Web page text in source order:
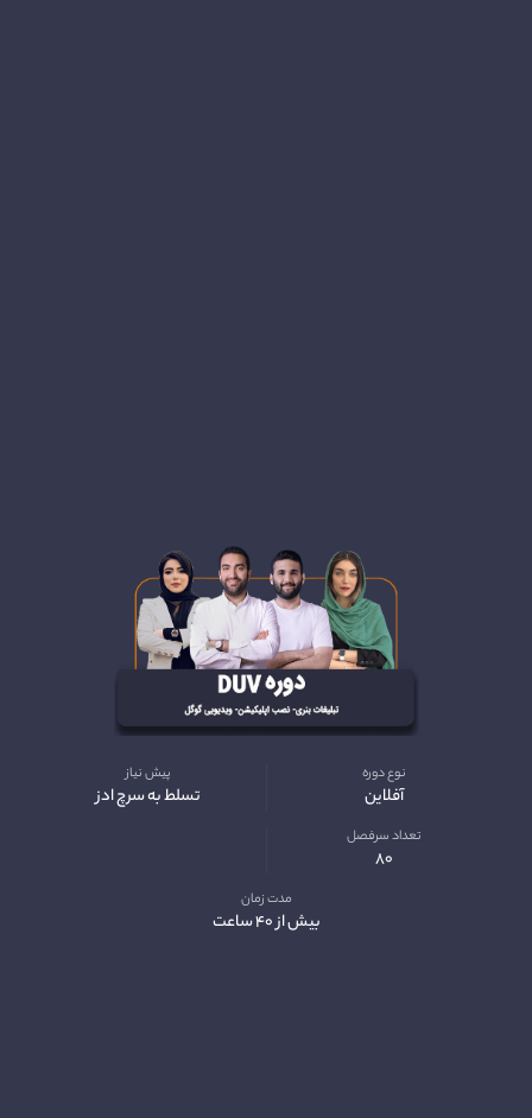
نوع دوره
آفلاین
پیش نیاز
تسلط به سرچ‌ ادز
تعداد سرفصل
۸۰
مدت زمان
بیش‌ از ۴۰ ساعت